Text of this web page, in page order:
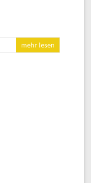
mehr lesen